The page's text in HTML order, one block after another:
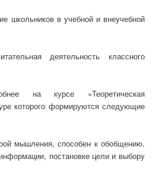
школьников в учебной и внеучебной
деятельность классного
на курсе «Теоретическая
которого формируются следующие
мышления, способен к обобщению,
постановке цели и выбору